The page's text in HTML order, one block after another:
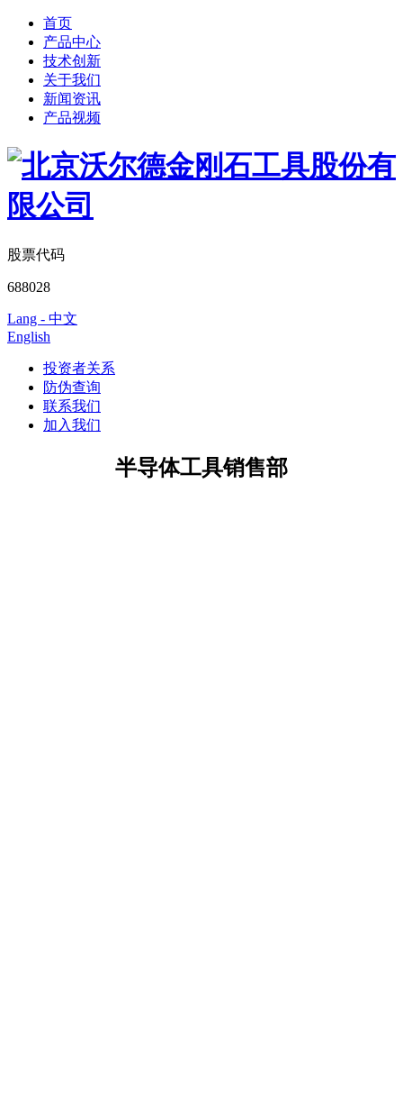
首页
产品中心
技术创新
关于我们
新闻资讯
产品视频
股票代码
688028
Lang - 中文
English
投资者关系
防伪查询
联系我们
加入我们
半导体工具销售部